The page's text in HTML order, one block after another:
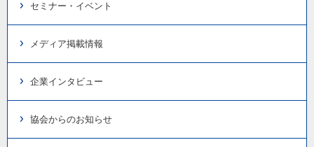
セミナー・イベント
メディア掲載情報
企業インタビュー
協会からのお知らせ